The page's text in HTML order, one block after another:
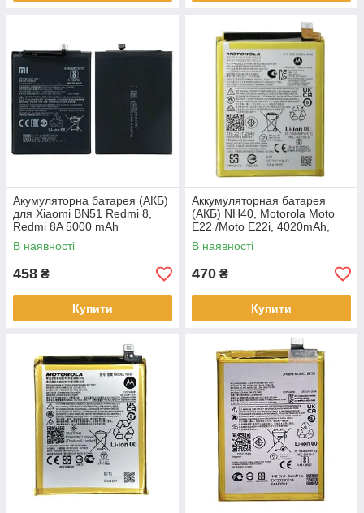
Акумуляторна батарея (АКБ)
для Xiaomi BN51 Redmi 8,
Redmi 8A 5000 mAh
M1908C3IC, MZB8255IN,
M1908C3IG,
В наявності
458 ₴
Купити
Аккумуляторная батарея
(АКБ) NH40, Motorola Moto
E22 /Moto E22i, 4020mAh,
оригінал PRC
В наявності
470 ₴
Купити